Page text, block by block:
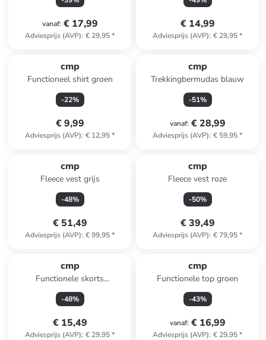
vanaf: € 17,99
Adviesprijs (AVP): € 29,95*
€ 14,99
Adviesprijs (AVP): € 29,95*
cmp
Functioneel shirt groen
-22%
€ 9,99
Adviesprijs (AVP): € 12,95*
cmp
Trekkingbermudas blauw
-51%
vanaf: € 28,99
Adviesprijs (AVP): € 59,95*
cmp
Fleece vest grijs
-48%
€ 51,49
Adviesprijs (AVP): € 99,95*
cmp
Fleece vest roze
-50%
€ 39,49
Adviesprijs (AVP): € 79,95*
cmp
Functionele skorts
donkerblauw/lichtroze
-48%
€ 15,49
Adviesprijs (AVP): € 29,95*
cmp
Functionele top groen
-43%
vanaf: € 16,99
Adviesprijs (AVP): € 29,95*